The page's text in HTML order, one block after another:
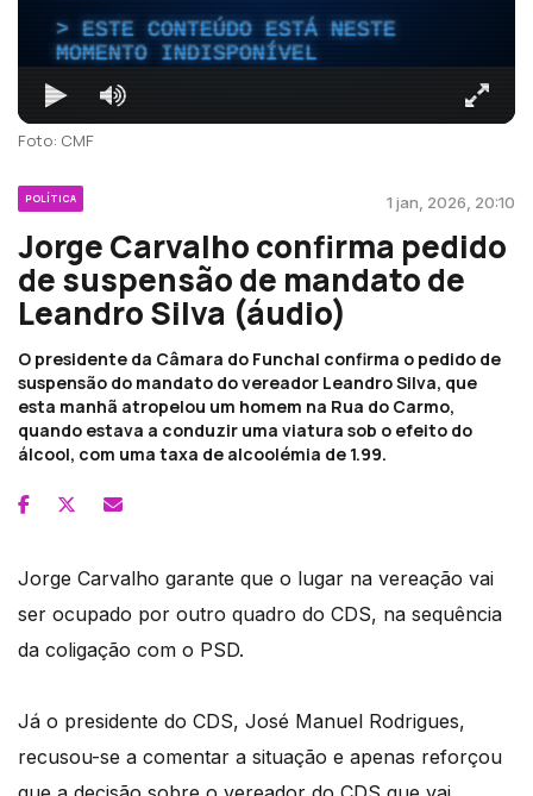
ESTE CONTEÚDO ESTÁ NESTE
MOMENTO INDISPONÍVEL
Foto: CMF
POLÍTICA 1 jan, 2026, 20:10
Jorge Carvalho confirma pedido
de suspensão de mandato de
Leandro Silva (áudio)
O presidente da Câmara do Funchal confirma o pedido de
suspensão do mandato do vereador Leandro Silva, que
esta manhã atropelou um homem na Rua do Carmo,
quando estava a conduzir uma viatura sob o efeito do
álcool, com uma taxa de alcoolémia de 1.99.
Jorge Carvalho garante que o lugar na vereação vai
ser ocupado por outro quadro do CDS, na sequência
da coligação com o PSD.
Já o presidente do CDS, José Manuel Rodrigues,
recusou-se a comentar a situação e apenas reforçou